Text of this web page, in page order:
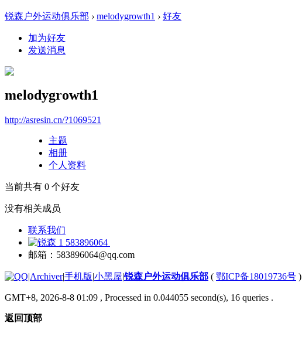
锐森户外运动俱乐部 › melodygrowth1 › 好友
加为好友
发送消息
melodygrowth1
http://asresin.cn/?1069521
主题
相册
个人资料
当前共有 0 个好友
没有相关成员
联系我们
583896064
邮箱：583896064@qq.com
|Archiver|手机版|小黑屋|锐森户外运动俱乐部 ( 鄂ICP备18019736号 )
GMT+8, 2026-8-8 01:09 , Processed in 0.044055 second(s), 16 queries .
返回顶部